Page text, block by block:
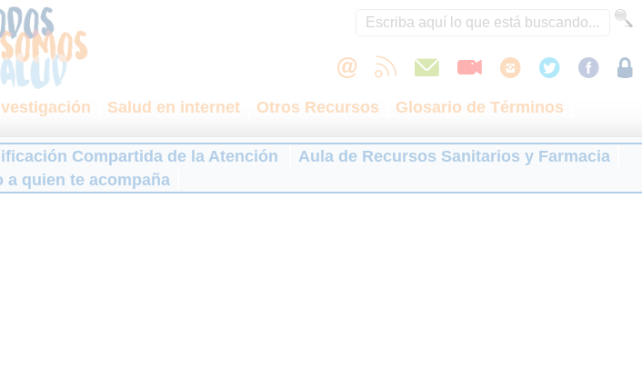
Salud en internet Otros Recursos
Glosario de Términos
Compartida de la Atención
Aula de Recursos Sanitarios y Farmacia
a quien te acompaña